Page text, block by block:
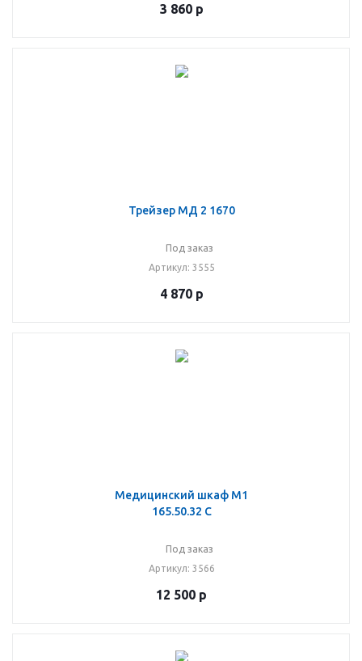
3 860р
Трейзер МД 2 1670
Под заказ
Артикул: 3555
4 870р
Медицинский шкаф М1
165.50.32 C
Под заказ
Артикул: 3566
12 500 р